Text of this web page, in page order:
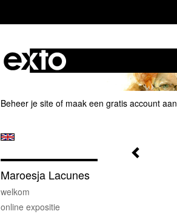
Beheer je site of maak een gratis account aan
Maroesja Lacunes
welkom
online expositie